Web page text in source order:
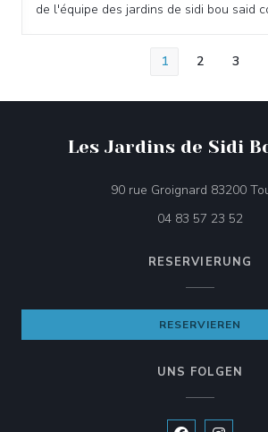
de l'équipe des jardins de sidi bou said
1 2 3
Les Jardins de Sidi
90 rue Groignard 83200
04 83 57 23 52
RESERVIERUNG
RESERVIEREN
UNS FOLGEN